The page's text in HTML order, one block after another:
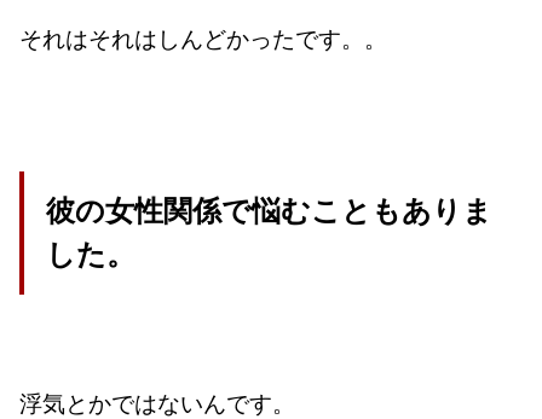
それはそれはしんどかったです。。
彼の女性関係で悩むこともありま
した。
浮気とかではないんです。